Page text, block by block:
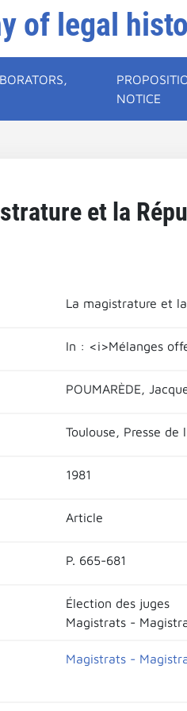
of legal
NOTICE
et la
La magistrature et
In : <i>Mélanges
POUMARÈDE,
Toulouse, Presse de
1981
Article
P. 665-681
Élection des juges
Magistrats -
Magistrats -